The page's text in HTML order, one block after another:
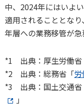
中、2024年にはいよ
適用されることとな
年層への業務移管が急
*1 出典：厚生労働省
*2 出典：総務省「
*3 出典：国土交通省
」